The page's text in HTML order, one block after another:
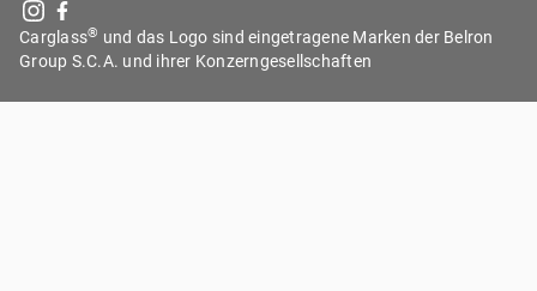
Carglass® und das Logo sind eingetragene Marken der Belron
Group S.C.A. und ihrer Konzerngesellschaften